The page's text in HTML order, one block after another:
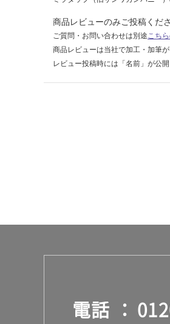
ト
商品レビューのみご投稿くださ
ご質問・お問い合わせは別途 こち
商品レビューは当社で加工・加筆
レビュー投稿時には「名前」が公
電話